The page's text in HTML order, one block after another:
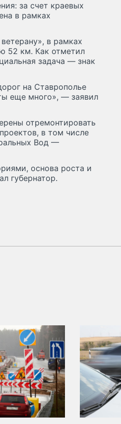
за счет краевых
в рамках
в рамках
52 км. Как отметил
задача — знак
на Ставрополье
еще много», — заявил
отремонтировать
в том числе
Вод —
основа роста и
губернатор.